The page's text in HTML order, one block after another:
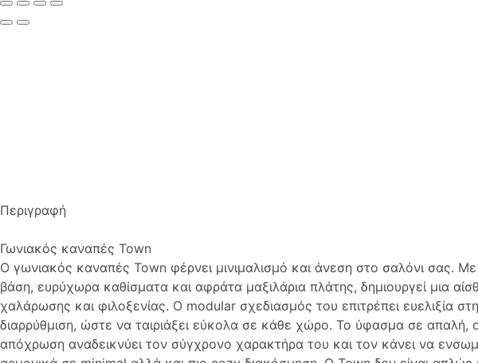
Περιγραφή
Γωνιακός καναπές Town
Ο γωνιακός καναπές Town φέρνει μινιμαλισμό και άνεση στο σαλόνι σας. Με
βάση, ευρύχωρα καθίσματα και αφράτα μαξιλάρια πλάτης, δημιουργεί μια
χαλάρωσης και φιλοξενίας. Ο modular σχεδιασμός του επιτρέπει ευελιξία στη
διαρρύθμιση, ώστε να ταιριάξει εύκολα σε κάθε χώρο. Το ύφασμα σε απαλή,
απόχρωση αναδεικνύει τον σύγχρονο χαρακτήρα του και τον κάνει να